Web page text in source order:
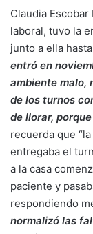
Claudia
laboral, tuvo la
junto a ella
entró en
ambiente malo,
de los turnos
de llorar,
recuerda que
entregaba el
a la casa
paciente y
respondiendo
normalizó las